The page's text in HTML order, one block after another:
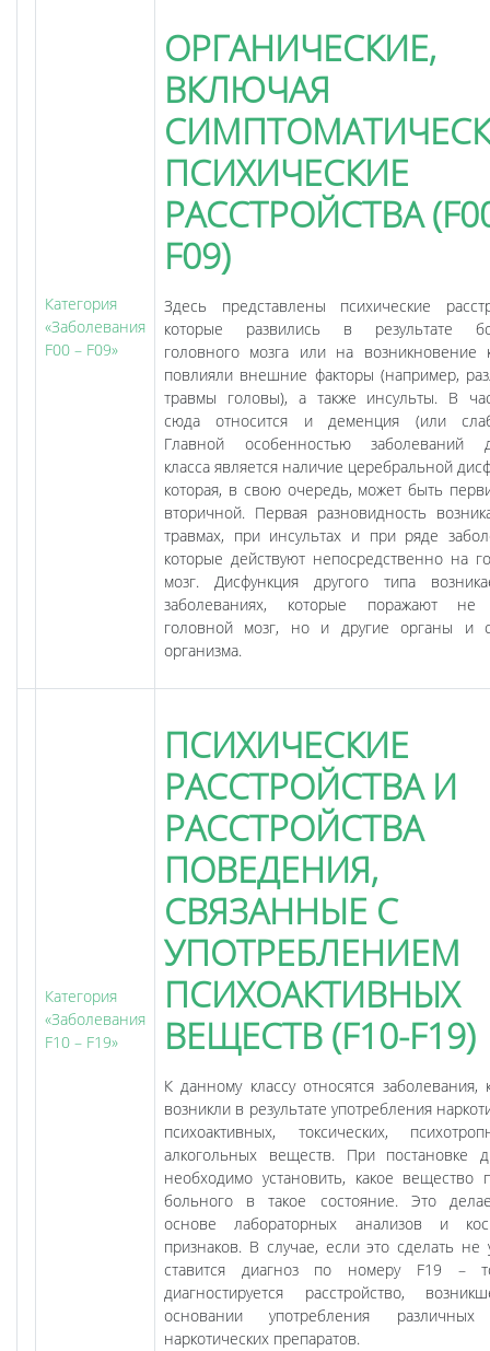
Категория
«Заболевания
F00 – F09»
ОРГАНИЧЕСКИЕ,
ВКЛЮЧАЯ
ПСИХИЧЕСКИЕ
РАССТРОЙСТВА
F09)
Здесь представлены психические
которые развились в результате
головного мозга или на возникновение
повлияли внешние факторы (например,
травмы головы), а также инсульты. В
сюда относится и деменция (или
Главной особенностью заболеваний
класса является наличие церебральной
которая, в свою очередь, может быть
вторичной. Первая разновидность
травмах, при инсультах и при ряде
которые действуют непосредственно на
мозг. Дисфункция другого типа
заболеваниях, которые поражают не
головной мозг, но и другие органы и
организма.
Категория
«Заболевания
F10 – F19»
ПСИХИЧЕСКИЕ
РАССТРОЙСТВА И
РАССТРОЙСТВА
ПОВЕДЕНИЯ,
СВЯЗАННЫЕ С
УПОТРЕБЛЕНИЕМ
ПСИХОАКТИВНЫХ
ВЕЩЕСТВ (F10-F19)
К данному классу относятся заболевания,
возникли в результате употребления
психоактивных, токсических,
алкогольных веществ. При постановке
необходимо установить, какое вещество
больного в такое состояние. Это
основе лабораторных анализов и
признаков. В случае, если это сделать не
ставится диагноз по номеру F19 –
диагностируется расстройство,
основании употребления
наркотических препаратов.